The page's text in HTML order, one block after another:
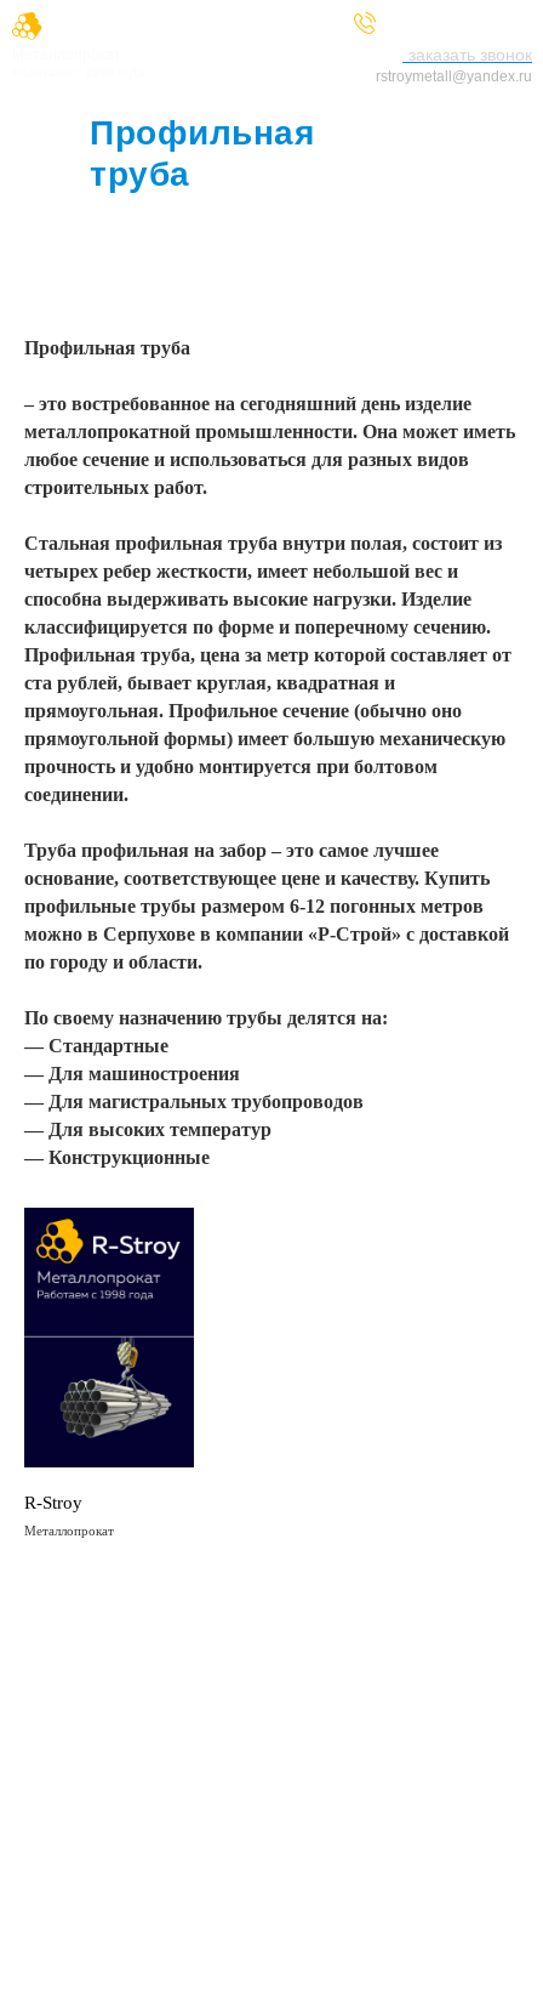
заказать звонок
rstroymetall@yandex.ru
Профильная
труба
Профильная труба
– это востребованное на сегодняшний день изделие
металлопрокатной промышленности. Она может иметь
любое сечение и использоваться для разных видов
строительных работ.
Стальная профильная труба внутри полая, состоит из
четырех ребер жесткости, имеет небольшой вес и
способна выдерживать высокие нагрузки. Изделие
классифицируется по форме и поперечному сечению.
Профильная труба, цена за метр которой составляет от
ста рублей, бывает круглая, квадратная и
прямоугольная. Профильное сечение (обычно оно
прямоугольной формы) имеет большую механическую
прочность и удобно монтируется при болтовом
соединении.
Труба профильная на забор – это самое лучшее
основание, соответствующее цене и качеству. Купить
профильные трубы размером 6-12 погонных метров
можно в Серпухове в компании «Р-Строй» с доставкой
по городу и области.
По своему назначению трубы делятся на:
— Стандартные
— Для машиностроения
— Для магистральных трубопроводов
— Для высоких температур
— Конструкционные
R-Stroy
Металлопрокат